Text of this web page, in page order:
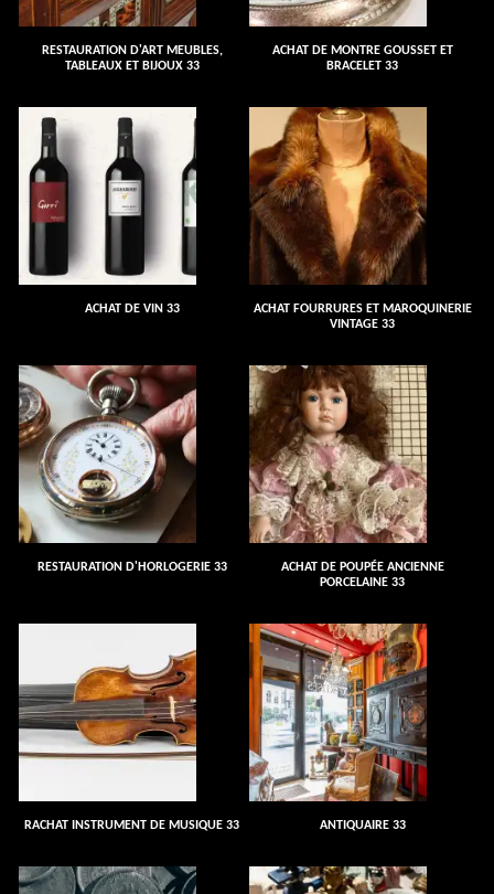
RESTAURATION D'ART MEUBLES,
TABLEAUX ET BIJOUX 33
ACHAT DE MONTRE GOUSSET ET
BRACELET 33
ACHAT DE VIN 33
ACHAT FOURRURES ET MAROQUINERIE
VINTAGE 33
RESTAURATION D'HORLOGERIE 33
ACHAT DE POUPÉE ANCIENNE
PORCELAINE 33
RACHAT INSTRUMENT DE MUSIQUE 33 ANTIQUAIRE 33